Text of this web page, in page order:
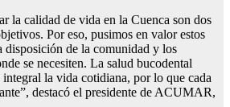
la calidad de vida en la Cuenca son dos
Por eso, pusimos en valor estos
disposición de la comunidad y los
se necesiten. La salud bucodental
la vida cotidiana, por lo que cada
destacó el presidente de ACUMAR,